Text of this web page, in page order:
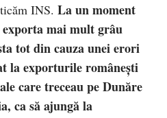
INS. La un moment
mai mult grâu
tot din cauza unei erori
la exporturile româneşti
care treceau pe Dunăre
ca să ajungă la